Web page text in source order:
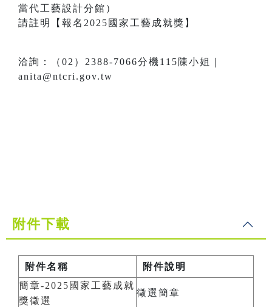
當代工藝設計分館）
請註明【報名2025國家工藝成就獎】
洽詢：（02）2388-7066分機115陳小姐｜
anita@ntcri.gov.tw
附件下載
附件名稱
附件說明
簡章-2025國家工藝成就
獎徵選
徵選簡章